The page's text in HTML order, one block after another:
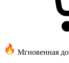
Мгновенная